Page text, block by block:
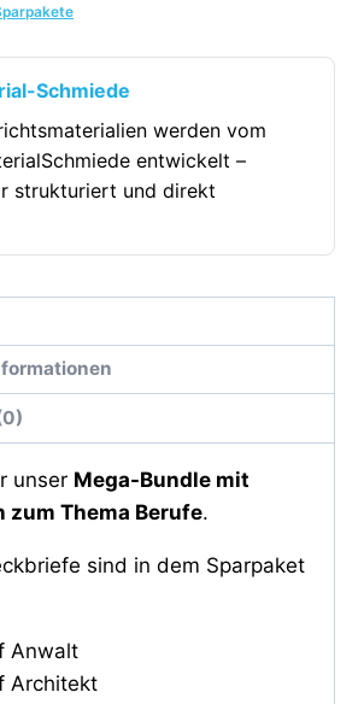
Schmiede
werden vom
entwickelt –
strukturiert und direkt
unser Mega-Bundle mit
zum Thema Berufe.
sind in dem Sparpaket
Anwalt
Architekt